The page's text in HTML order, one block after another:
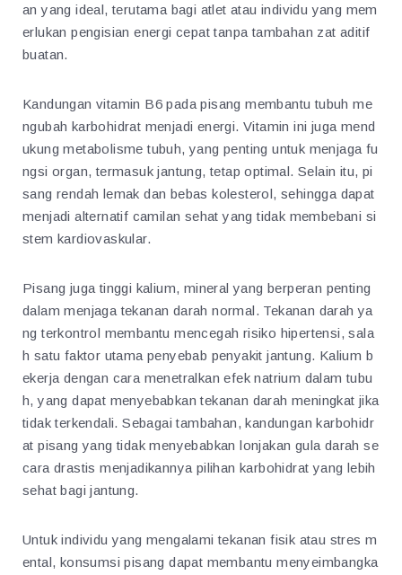
an yang ideal, terutama bagi atlet atau individu yang mem
erlukan pengisian energi cepat tanpa tambahan zat aditif
buatan.
Kandungan vitamin B6 pada pisang membantu tubuh me
ngubah karbohidrat menjadi energi. Vitamin ini juga mend
ukung metabolisme tubuh, yang penting untuk menjaga fu
ngsi organ, termasuk jantung, tetap optimal. Selain itu, pi
sang rendah lemak dan bebas kolesterol, sehingga dapat
menjadi alternatif camilan sehat yang tidak membebani si
stem kardiovaskular.
Pisang juga tinggi kalium, mineral yang berperan penting
dalam menjaga tekanan darah normal. Tekanan darah ya
ng terkontrol membantu mencegah risiko hipertensi, sala
h satu faktor utama penyebab penyakit jantung. Kalium b
ekerja dengan cara menetralkan efek natrium dalam tubu
h, yang dapat menyebabkan tekanan darah meningkat jika
tidak terkendali. Sebagai tambahan, kandungan karbohidr
at pisang yang tidak menyebabkan lonjakan gula darah se
cara drastis menjadikannya pilihan karbohidrat yang lebih
sehat bagi jantung.
Untuk individu yang mengalami tekanan fisik atau stres m
ental, konsumsi pisang dapat membantu menyeimbangka